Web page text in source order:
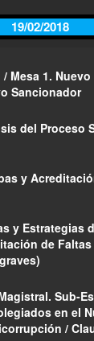
19/02/2018
Mesa 1. Nuevo
Sancionador
del Proceso
y
y Estrategias
de
Sub-
en el
/